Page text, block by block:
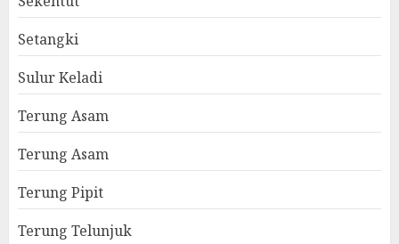
Setangki
Sulur Keladi
Terung Asam
Terung Asam
Terung Pipit
Terung Telunjuk